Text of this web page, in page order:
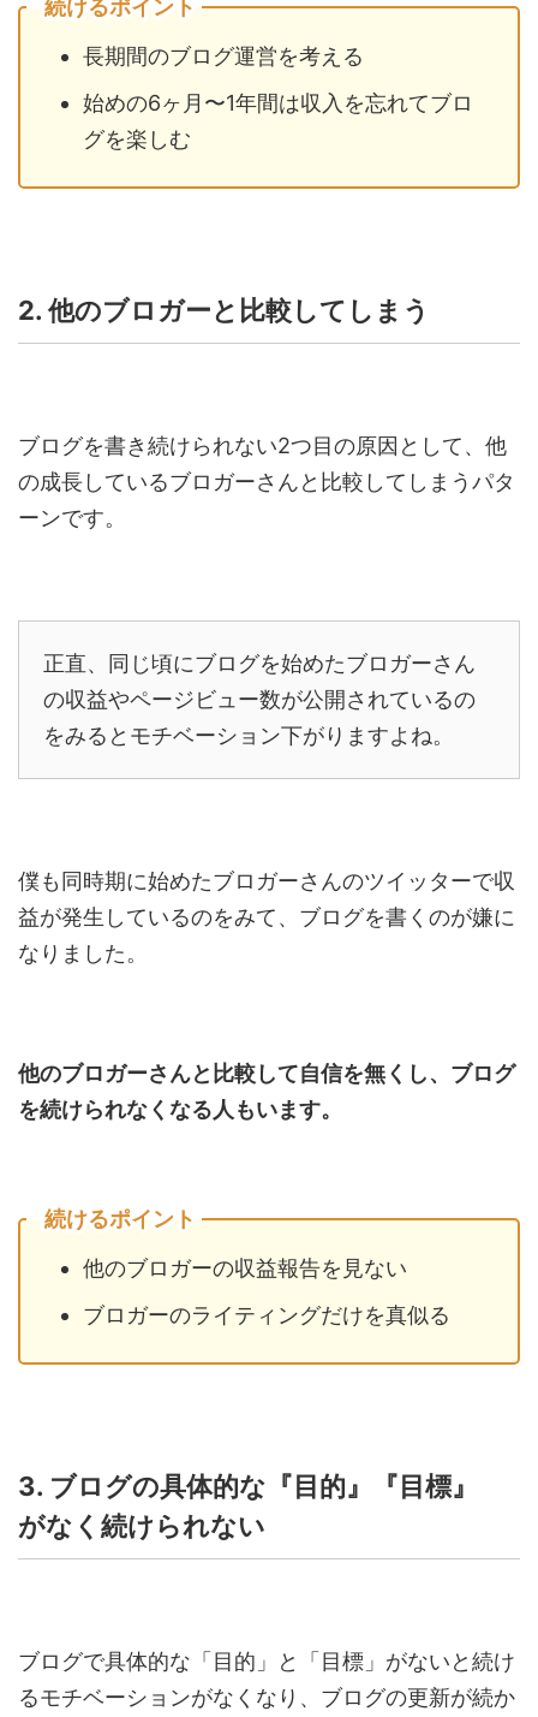
続けるポイント
長期間のブログ運営を考える
始めの6ヶ月〜1年間は収入を忘れてブロ
グを楽しむ
2. 他のブロガーと比較してしまう
ブログを書き続けられない2つ目の原因として、他
の成長しているブロガーさんと比較してしまうパタ
ーンです。
正直、同じ頃にブログを始めたブロガーさん
の収益やページビュー数が公開されているの
をみるとモチベーション下がりますよね。
僕も同時期に始めたブロガーさんのツイッターで収
益が発生しているのをみて、ブログを書くのが嫌に
なりました。
他のブロガーさんと比較して自信を無くし、ブログ
を続けられなくなる人もいます。
続けるポイント
他のブロガーの収益報告を見ない
ブロガーのライティングだけを真似る
3. ブログの具体的な『目的』『目標』
がなく続けられない
ブログで具体的な「目的」と「目標」がないと続け
るモチベーションがなくなり、ブログの更新が続か